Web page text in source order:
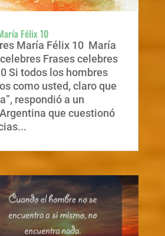
Félix 10
María Félix 10 María
Frases celebres
Si todos los hombres
como usted, claro que
respondió a un
que cuestionó